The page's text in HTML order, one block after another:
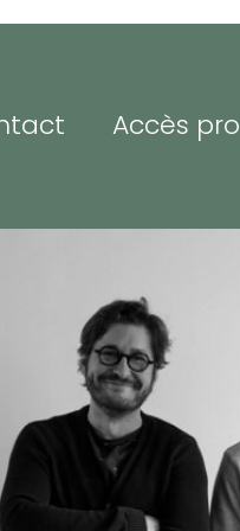
Accès pro
de messagerie ou
passe